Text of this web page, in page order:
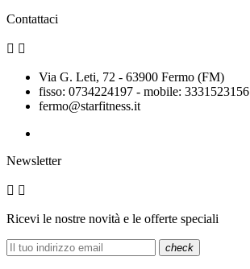
Contattaci
 
Via G. Leti, 72 - 63900 Fermo (FM)
fisso: 0734224197 - mobile: 3331523156
fermo@starfitness.it
Newsletter
 
Ricevi le nostre novità e le offerte speciali
check